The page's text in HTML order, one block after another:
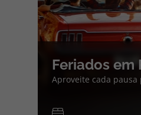
Feriados
Aproveite cada pausa